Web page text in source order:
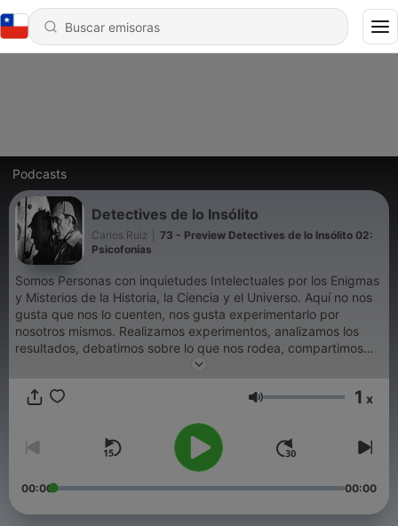
Podcasts
Detectives de lo Insólito
Carlos Ruiz
73 - Preview Detectives de lo Insólito 02:
Psicofonías
Somos Personas con inquietudes Intelectuales por los Enigmas
y Misterios de la Historia, la Ciencia y el Universo. Aquí no nos
gusta que nos lo cuenten, nos gusta experimentarlo por
nosotros mismos. Realizamos experimentos, analizamos los
resultados, debatimos sobre lo que nos rodea, compartimos
experiencias y sacamos conclusiones.
Volumen 1 x
00:00 00:00